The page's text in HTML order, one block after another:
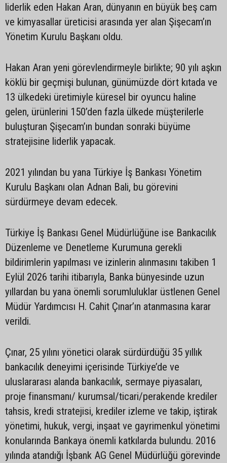
liderlik eden Hakan Aran, dünyanın en büyük beş cam
ve kimyasallar üreticisi arasında yer alan Şişecam’ın
Yönetim Kurulu Başkanı oldu.
Hakan Aran yeni görevlendirmeyle birlikte; 90 yılı aşkın
köklü bir geçmişi bulunan, günümüzde dört kıtada ve
13 ülkedeki üretimiyle küresel bir oyuncu haline
gelen, ürünlerini 150’den fazla ülkede müşterilerle
buluşturan Şişecam’ın bundan sonraki büyüme
stratejisine liderlik yapacak.
2021 yılından bu yana Türkiye İş Bankası Yönetim
Kurulu Başkanı olan Adnan Bali, bu görevini
sürdürmeye devam edecek.
Türkiye İş Bankası Genel Müdürlüğüne ise Bankacılık
Düzenleme ve Denetleme Kurumuna gerekli
bildirimlerin yapılması ve izinlerin alınmasını takiben 1
Eylül 2026 tarihi itibarıyla, Banka bünyesinde uzun
yıllardan bu yana önemli sorumluluklar üstlenen Genel
Müdür Yardımcısı H. Cahit Çınar’ın atanmasına karar
verildi.
Çınar, 25 yılını yönetici olarak sürdürdüğü 35 yıllık
bankacılık deneyimi içerisinde Türkiye’de ve
uluslararası alanda bankacılık, sermaye piyasaları,
proje finansmanı/ kurumsal/ticari/perakende krediler
tahsis, kredi stratejisi, krediler izleme ve takip, iştirak
yönetimi, hukuk, vergi, inşaat ve gayrimenkul yönetimi
konularında Bankaya önemli katkılarda bulundu. 2016
yılında atandığı İşbank AG Genel Müdürlüğü görevinde